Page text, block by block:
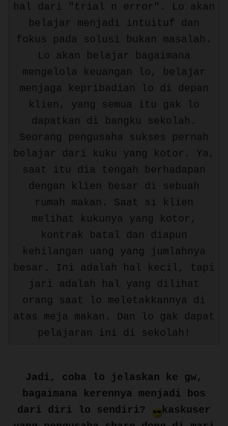
hal dari "trial n error". Lo akan
belajar menjadi intuituf dan
fokus pada solusi bukan masalah.
Lo akan belajar bagaimana
mengelola keuangan lo, belajar
menjaga kepribadian lo di depan
klien, yang semua itu gak lo
dapatkan di bangku sekolah.
Seorang pengusaha sukses pernah
belajar dari kuku yang kotor. Ya,
saat itu dia tengah berhadapan
dengan klien besar di sebuah
rumah makan. Saat si klien
melihat kukunya yang kotor,
kontrak batal dan diapun
kehilangan uang yang jumlahnya
besar. Ini adalah hal kecil, tapi
jari adalah hal yang dilihat
orang saat lo meletakkannya di
atas meja makan. Dan lo gak dapat
pelajaran ini di sekolah!
Jadi, coba lo jelaskan ke gw,
bagaimana kerennya menjadi bos
dari diri lo sendiri?
kaskuser